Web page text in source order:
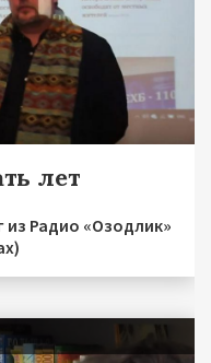
лет
Радио «Озодлик»